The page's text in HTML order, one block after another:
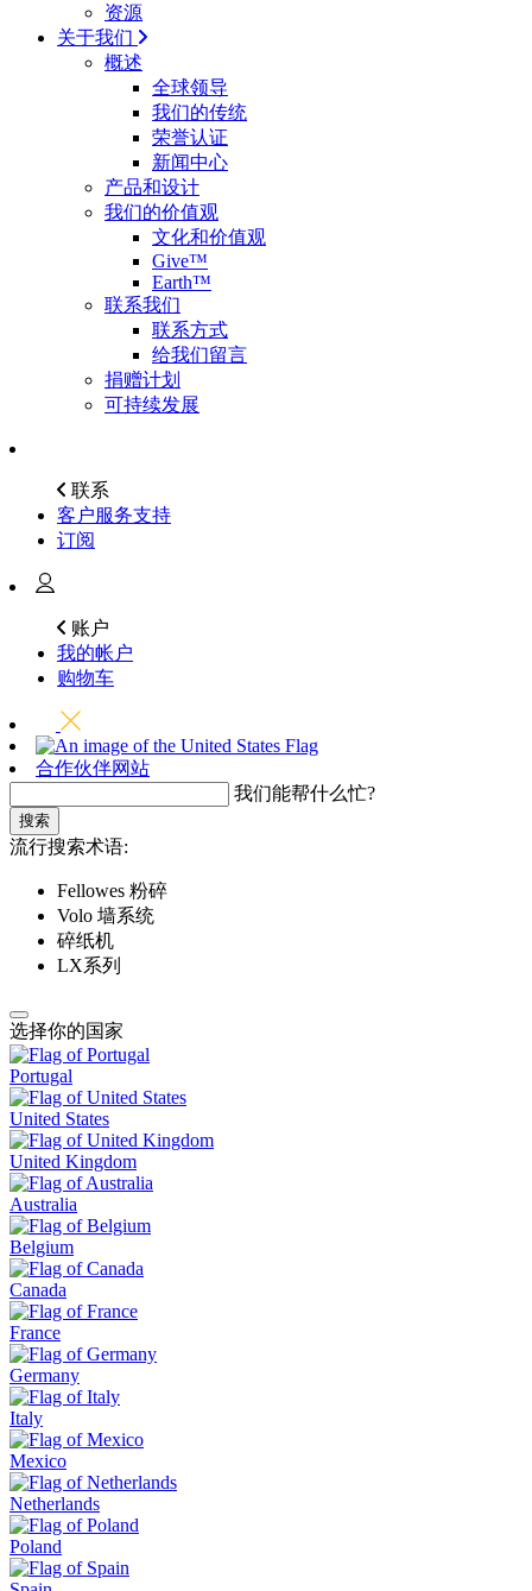
资源
关于我们
概述
全球领导
我们的传统
荣誉认证
新闻中心
产品和设计
我们的价值观
文化和价值观
Give™
Earth™
联系我们
联系方式
给我们留言
捐赠计划
可持续发展
联系
客户服务支持
订阅
账户
我的帐户
购物车
合作伙伴网站
我们能帮什么忙?
搜索
流行搜索术语:
Fellowes 粉碎
Volo 墙系统
碎纸机
LX系列
选择你的国家
Portugal
United States
United Kingdom
Australia
Belgium
Canada
France
Germany
Italy
Mexico
Netherlands
Poland